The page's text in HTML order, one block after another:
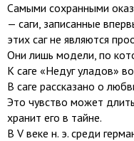
Самыми сохранными
— саги, записанные
этих саг не являются
Они лишь модели, по
К саге «Недуг уладов»
В саге рассказано о
Это чувство может
хранит его в тайне.
В V веке н. э. среди